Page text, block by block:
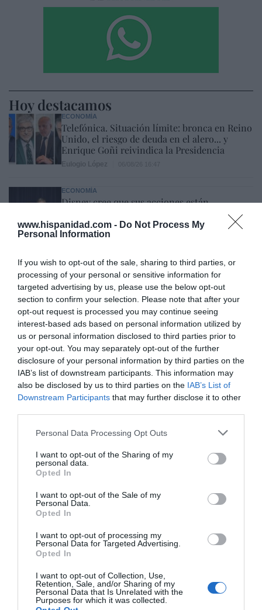
www.hispanidad.com - Do Not Process My
Personal Information
If you wish to opt-out of the sale, sharing to third parties, or
processing of your personal or sensitive information for
targeted advertising by us, please use the below opt-out
section to confirm your selection. Please note that after your
opt-out request is processed you may continue seeing
interest-based ads based on personal information utilized by
us or personal information disclosed to third parties prior to
your opt-out. You may separately opt-out of the further
disclosure of your personal information by third parties on the
IAB’s list of downstream participants. This information may
also be disclosed by us to third parties on the IAB’s List of
Downstream Participants that may further disclose it to other
Personal Data Processing Opt Outs
I want to opt-out of the Sharing of my
personal data.
Opted In
I want to opt-out of the Sale of my
Personal Data.
Opted In
I want to opt-out of processing my
Personal Data for Targeted Advertising.
Opted In
I want to opt-out of Collection, Use,
Retention, Sale, and/or Sharing of my
Personal Data that Is Unrelated with the
Purposes for which it was collected.
Hoy destacamos
ECONOMÍA
Telefónica. Situación límite: bronca en Reino
Unido, el riesgo de deuda en el alero... y
Enrique Goñi reivindica la Presidencia
ECONOMÍA
Disney cree que sus acciones están
Cristina Martín 06/08/26 17:11
Yolanda Díaz, el penúltimo fiasco del
Gobierno Sánchez, escaso en reputación e
influencia internacional: se conforma con
ser la número dos de la OIT
Cristina Martín 06/08/26 12:41
INTERNACIONAL
Colombia. De la Espriella toma posesión
como presidente, entre amenazas terroristas
del ELN y el sabotaje de la Izquierda
José Ángel Gutiérrez 06/08/26 12:35
OPINIÓN
Vox pide devolver a los hijos con sus padres...
progresista
06/08/26 17:03
ECONOMÍA
elevar previsiones, tras un trimestre récord
Cristina Martín
OPINIÓN
“Sánchez es un sinvergüenza que ha
España. Tenemos un Gobierno en
connivencia con Marruecos”: acusa una ceutí
Hispanidad 06/08/26 11:30